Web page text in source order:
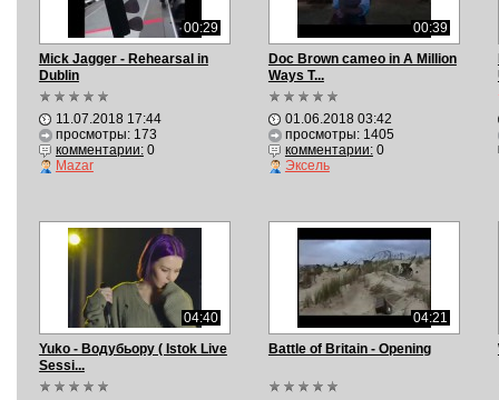
00:29
Mick Jagger - Rehearsal in
Dublin
11.07.2018 17:44
просмотры: 173
комментарии:0
Mazar
00:39
Doc Brown cameo in A Million
Ways T...
01.06.2018 03:42
просмотры: 1405
комментарии:0
Эксель
04:40
Yuko - Водубьору ( Istok Live
Sessi...
04:21
Battle of Britain - Opening